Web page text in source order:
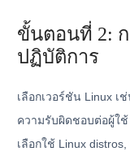
ขั้นตอนที่ 2:
ปฏิบัติการ
เลือกเวอร์ชัน Linux เ
ความรับผิดชอบต่อผู้ใ
เลือกใช้ Linux